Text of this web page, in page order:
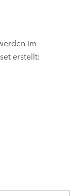
im
erstellt: